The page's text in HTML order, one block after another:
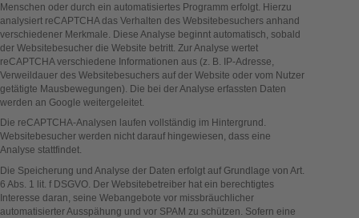
Menschen oder durch ein automatisiertes Programm erfolgt. Hierzu
analysiert reCAPTCHA das Verhalten des Websitebesuchers anhand
verschiedener Merkmale. Diese Analyse beginnt automatisch, sobald
der Websitebesucher die Website betritt. Zur Analyse wertet
reCAPTCHA verschiedene Informationen aus (z. B. IP-Adresse,
Verweildauer des Websitebesuchers auf der Website oder vom Nutzer
getätigte Mausbewegungen). Die bei der Analyse erfassten Daten
werden an Google weitergeleitet.
Die reCAPTCHA-Analysen laufen vollständig im Hintergrund.
Websitebesucher werden nicht darauf hingewiesen, dass eine
Analyse stattfindet.
Die Speicherung und Analyse der Daten erfolgt auf Grundlage von Art.
6 Abs. 1 lit. f DSGVO. Der Websitebetreiber hat ein berechtigtes
Interesse daran, seine Webangebote vor missbräuchlicher
automatisierter Ausspähung und vor SPAM zu schützen. Sofern eine